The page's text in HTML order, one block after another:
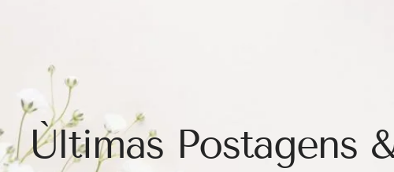
Ùltimas Postagens